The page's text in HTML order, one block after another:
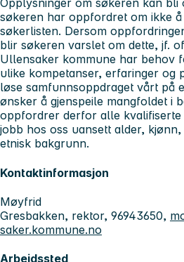
Opplysninger om søkeren kan
søkeren har oppfordret om ikke
søkerlisten. Dersom
blir søkeren varslet om dette, jf.
Ullensaker kommune har behov
ulike kompetanser, erfaringer og
løse samfunnsoppdraget vårt på
ønsker å gjenspeile mangfoldet i
oppfordrer derfor alle kvalifiserte
jobb hos oss uansett alder,
etnisk bakgrunn.
Kontaktinformasjon
Møyfrid
Gresbakken, rektor, 96943650,
saker.kommune.no
Arbeidssted